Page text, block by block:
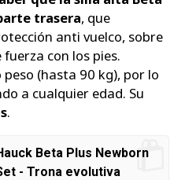
trasera, que
anti vuelco, sobre
con los pies.
(hasta 90 kg), por lo
a cualquier edad. Su
.
Beta Plus Newborn
- Trona evolutiva